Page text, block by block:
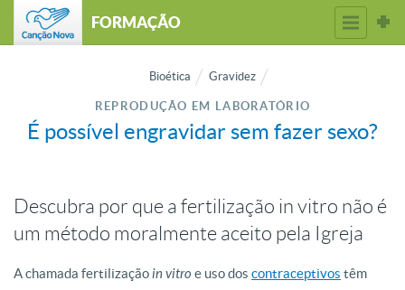
FORMAÇÃO
Bioética Gravidez
REPRODUÇÃO EM LABORATÓRIO
É possível engravidar sem fazer sexo?
Descubra por que a fertilização in vitro não é
um método moralmente aceito pela Igreja
A chamada fertilizaçãoin vitro e uso dos contraceptivos têm